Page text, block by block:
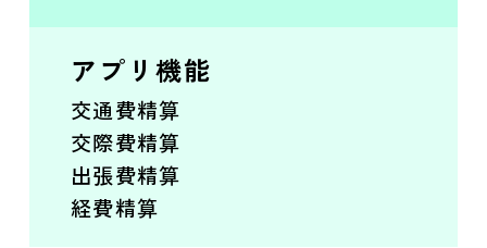
アプリ機能
交通費精算
交際費精算
出張費精算
経費精算